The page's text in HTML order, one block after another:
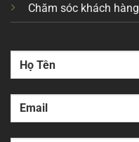
Chăm sóc khách hàng